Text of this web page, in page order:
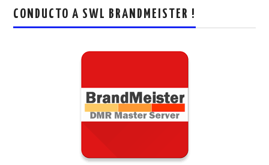
CONDUCTO A SWL BRANDMEISTER !